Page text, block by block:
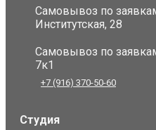
Самовывоз по
Институтская, 28
Самовывоз по
7к1
+7 (916) 370-50-60
Студия